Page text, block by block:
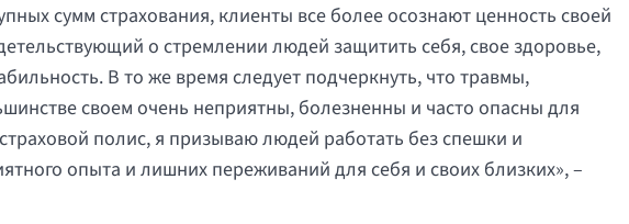
сумм страхования, клиенты все более осознают ценность своей
о стремлении людей защитить себя, свое здоровье,
В то же время следует подчеркнуть, что травмы,
своем очень неприятны, болезненны и часто опасны для
полис, я призываю людей работать без спешки и
опыта и лишних переживаний для себя и своих близких», –